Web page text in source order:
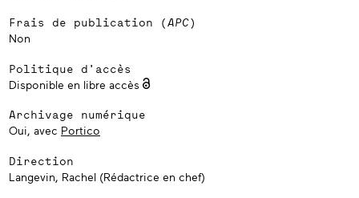
Frais de publication (APC)
Non
Politique d'accès
Disponible en libre accès
Archivage numérique
Oui, avec Portico
Direction
Langevin, Rachel (Rédactrice en chef)